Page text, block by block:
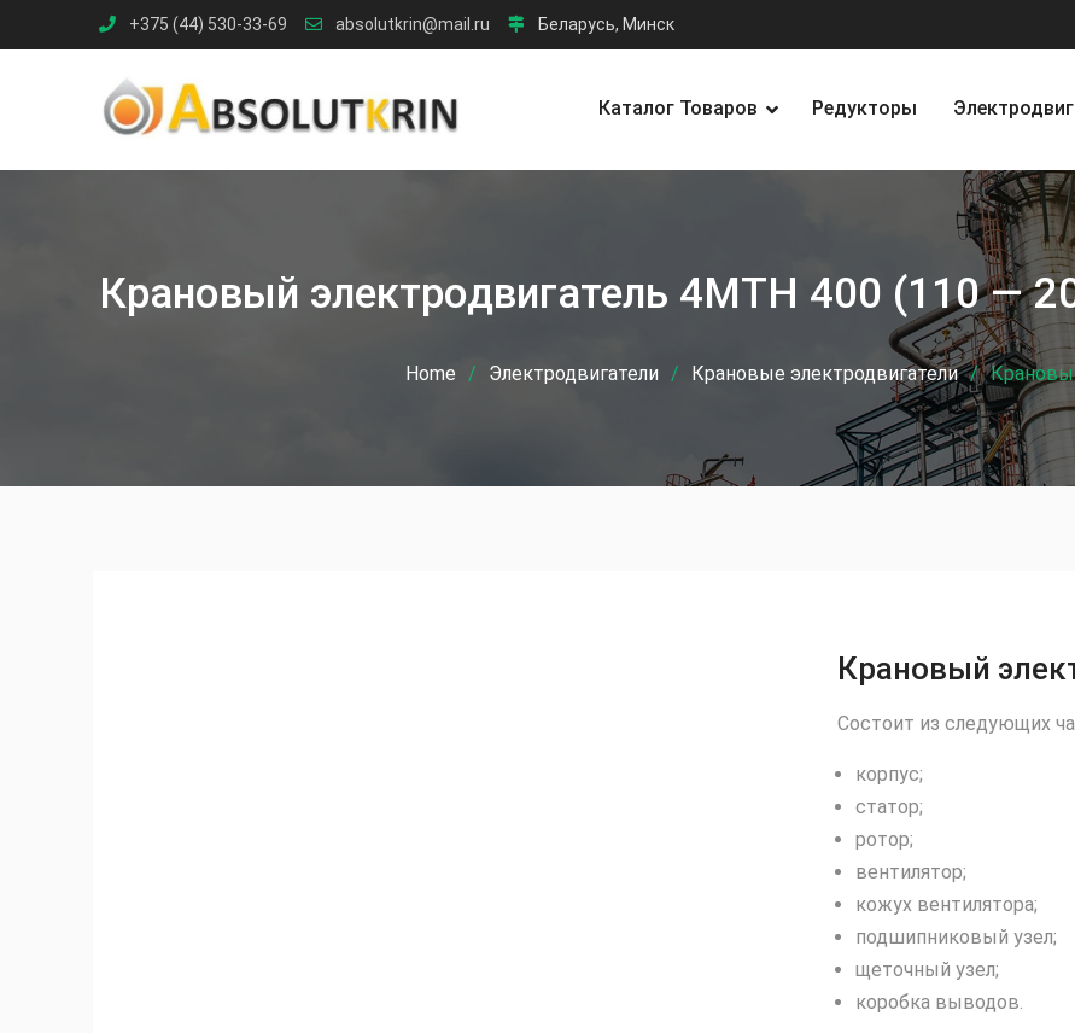
to
+375 (44) 530-33-69 absolutkrin@mail.ru Беларусь, Минск
Каталог Товаров Редукторы
Крановый электродвигатель 4MTH 400 (110 —
Home Электродвигатели Крановые электродвигатели
Крановый
Состоит из следующих
корпус;
статор;
ротор;
вентилятор;
кожух вентилятора;
подшипниковый узел;
щеточный узел;
коробка выводов.